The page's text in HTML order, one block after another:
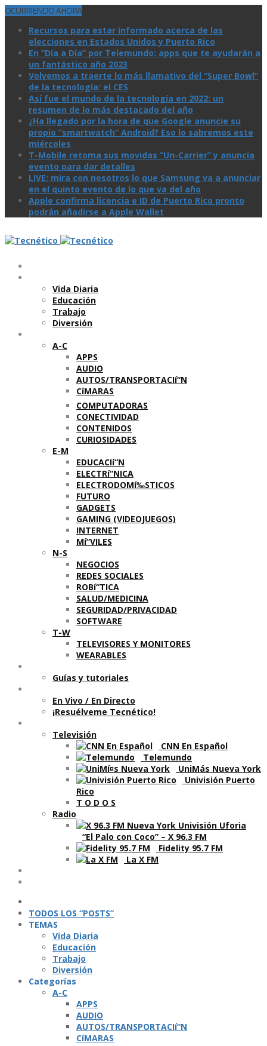
OCURRIENDO AHORA
Recursos para estar informado acerca de las
elecciones en Estados Unidos y Puerto Rico
En “Día a Día” por Telemundo: apps que te ayudarán a
un fantástico año 2023
Volvemos a traerte lo más llamativo del “Super Bowl”
de la tecnologí­a: el CES
Así­ fue el mundo de la tecnologí­a en 2022: un
resumen de lo más destacado del año
¿Ha llegado por la hora de que Google anuncie su
propio “smartwatch” Android? Eso lo sabremos este
miércoles
T-Mobile retoma sus movidas “Un-Carrier” y anuncia
evento para dar detalles
LIVE: mira con nosotros lo que Samsung va a anunciar
en el quinto evento de lo que va del año
Apple confirma licencia e ID de Puerto Rico pronto
podrán añadirse a Apple Wallet
Vida Diaria
Educación
Trabajo
Diversión
A-C
APPS
AUDIO
AUTOS/TRANSPORTACIí“N
CíMARAS
COMPUTADORAS
CONECTIVIDAD
CONTENIDOS
CURIOSIDADES
E-M
EDUCACIí“N
ELECTRí“NICA
ELECTRODOMí‰STICOS
FUTURO
GADGETS
GAMING (VIDEOJUEGOS)
INTERNET
Mí“VILES
N-S
NEGOCIOS
REDES SOCIALES
ROBí“TICA
SALUD/MEDICINA
SEGURIDAD/PRIVACIDAD
SOFTWARE
T-W
TELEVISORES Y MONITORES
WEARABLES
Guí­as y tutoriales
En Vivo / En Directo
¡Resuélveme Tecnético!
Televisión
CNN En Español
Telemundo
UniMás Nueva York
Univisión Puerto
Rico
T O D O S
Radio
“El Palo con Coco” – X 96.3 FM
Fidelity 95.7 FM
La X FM
TODOS LOS “POSTS”
TEMAS
Vida Diaria
Educación
Trabajo
Diversión
Categorí­as
A-C
APPS
AUDIO
AUTOS/TRANSPORTACIí“N
CíMARAS